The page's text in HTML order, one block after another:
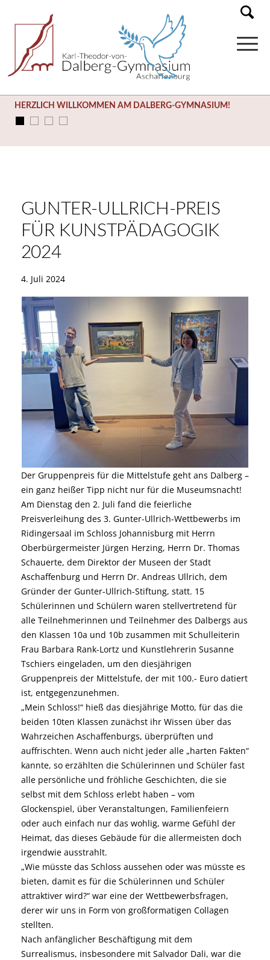
SOMMERFERIEN (03.08. – 14.09.)
GUNTER-ULLRICH-PREIS
FÜR KUNSTPÄDAGOGIK
2024
4. Juli 2024
Der Gruppenpreis für die Mittelstufe geht ans Dalberg –
ein ganz heißer Tipp nicht nur für die Museumsnacht!
Am Dienstag den 2. Juli fand die feierliche
Preisverleihung des 3. Gunter-Ullrich-Wettbewerbs im
Ridingersaal im Schloss Johannisburg mit Herrn
Oberbürgermeister Jürgen Herzing, Herrn Dr. Thomas
Schauerte, dem Direktor der Museen der Stadt
Aschaffenburg und Herrn Dr. Andreas Ullrich, dem
Gründer der Gunter-Ullrich-Stiftung, statt. 15
Schülerinnen und Schülern waren stellvertretend für
alle Teilnehmerinnen und Teilnehmer des Dalbergs aus
den Klassen 10a und 10b zusammen mit Schulleiterin
Frau Barbara Rank-Lortz und Kunstlehrerin Susanne
Tschiers eingeladen, um den diesjährigen
Gruppenpreis der Mittelstufe, der mit 100.- Euro datiert
ist, entgegenzunehmen.
„Mein Schloss!“ hieß das diesjährige Motto, für das die
beiden 10ten Klassen zunächst ihr Wissen über das
Wahrzeichen Aschaffenburgs, überprüften und
auffrischten. Wenn auch nicht jeder alle „harten Fakten“
kannte, so erzählten die Schülerinnen und Schüler fast
alle persönliche und fröhliche Geschichten, die sie
selbst mit dem Schloss erlebt haben – vom
Glockenspiel, über Veranstaltungen, Familienfeiern
oder auch einfach nur das wohlig, warme Gefühl der
Heimat, das dieses Gebäude für die allermeisten doch
irgendwie ausstrahlt.
„Wie müsste das Schloss aussehen oder was müsste es
bieten, damit es für die Schülerinnen und Schüler
attraktiver wird?“ war eine der Wettbewerbsfragen,
derer wir uns in Form von großformatigen Collagen
stellten.
Nach anfänglicher Beschäftigung mit dem
Surrealismus, insbesondere mit Salvador Dali, war die